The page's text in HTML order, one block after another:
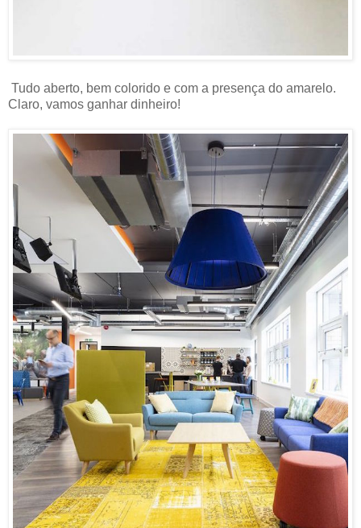
Tudo aberto, bem colorido e com a presença do amarelo.
Claro, vamos ganhar dinheiro!